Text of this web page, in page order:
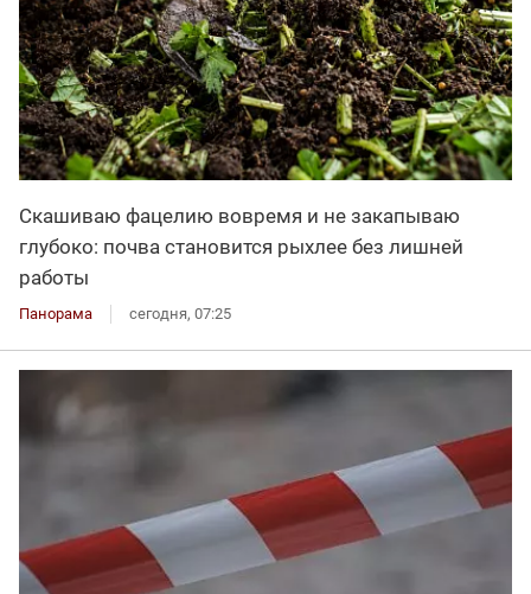
Скашиваю фацелию вовремя и не закапываю
глубоко: почва становится рыхлее без лишней
работы
Панорама сегодня, 07:25